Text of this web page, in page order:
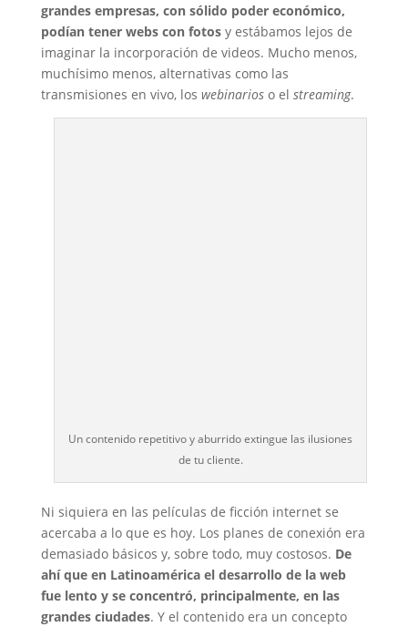
grandes empresas, con sólido poder económico,
podían tener webs con fotosy estábamos lejos de
imaginar la incorporación de videos. Mucho menos,
muchísimo menos, alternativas como las
transmisiones en vivo, los webinarioso el streaming.
Un contenido repetitivo y aburrido extingue las ilusiones
de tu cliente.
Ni siquiera en las películas de ficción internet se
acercaba a lo que es hoy. Los planes de conexión era
demasiado básicos y, sobre todo, muy costosos. De
ahí que en Latinoamérica el desarrollo de la web
fue lento y se concentró, principalmente, en las
grandes ciudades. Y el contenido era un concepto